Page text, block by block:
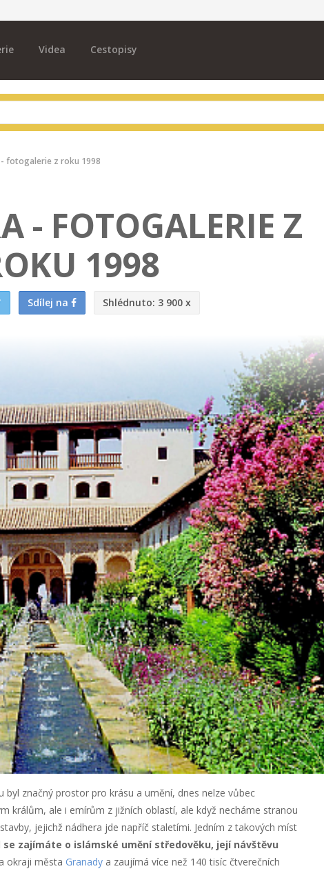
Videa Cestopisy
fotogalerie z roku 1998
- FOTOGALERIE Z
1998
Sdílej na Shlédnuto: 3 900 x
byl značný prostor pro krásu a umění, dnes nelze vůbec
králům, ale i emírům z jižních oblastí, ale když necháme stranou
jejichž nádhera jde napříč staletími. Jedním z takových míst
se zajímáte o islámské umění středověku, její návštěvu
okraji města Granadya zaujímá více než 140 tisíc čtverečních